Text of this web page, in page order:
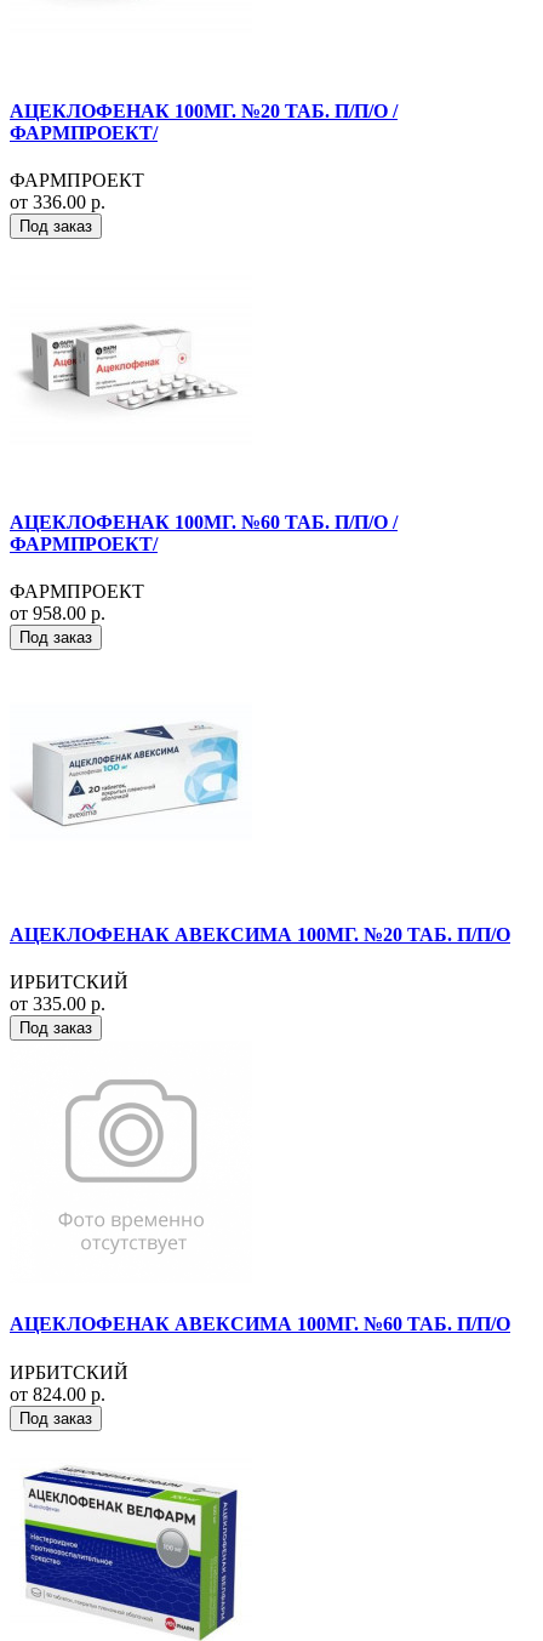
АЦЕКЛОФЕНАК 100МГ. №20 ТАБ. П/П/О /
ФАРМПРОЕКТ/
ФАРМПРОЕКТ
от 336.00 р.
Под заказ
АЦЕКЛОФЕНАК 100МГ. №60 ТАБ. П/П/О /
ФАРМПРОЕКТ/
ФАРМПРОЕКТ
от 958.00 р.
Под заказ
АЦЕКЛОФЕНАК АВЕКСИМА 100МГ. №20 ТАБ. П/П/О
ИРБИТСКИЙ
от 335.00 р.
Под заказ
АЦЕКЛОФЕНАК АВЕКСИМА 100МГ. №60 ТАБ. П/П/О
ИРБИТСКИЙ
от 824.00 р.
Под заказ